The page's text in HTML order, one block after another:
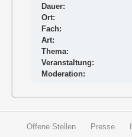
Dauer:
Ort:
Fach:
Art:
Thema:
Veranstaltung:
Moderation:
Offene Stellen Presse